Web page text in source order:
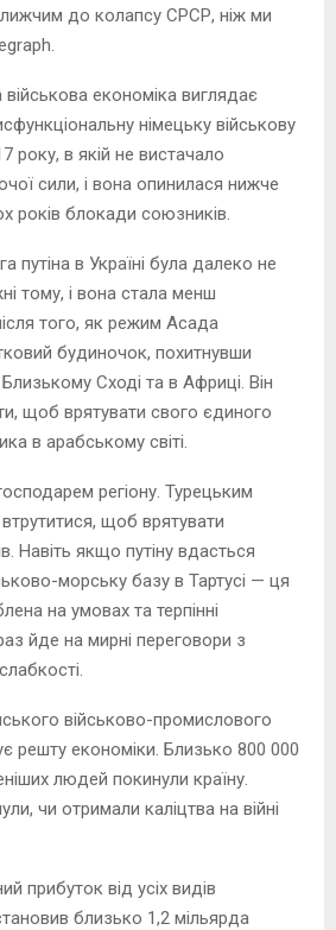
до колапсу СРСР, ніж ми
військова економіка виглядає
німецьку військову
року, в якій не вистачало
сили, і вона опинилася нижче
років блокади союзників.
путіна в Україні була далеко не
тому, і вона стала менш
того, як режим Асада
будиночок, похитнувши
Сході та в Африці. Він
щоб врятувати свого єдиного
в арабському світі.
регіону. Турецьким
щоб врятувати
Навіть якщо путіну вдасться
морську базу в Тартусі — ця
на умовах та терпінні
йде на мирні переговори з
військово-промислового
решту економіки. Близько 800 000
людей покинули країну.
чи отримали каліцтва на війні
прибуток від усіх видів
близько 1,2 мільярда